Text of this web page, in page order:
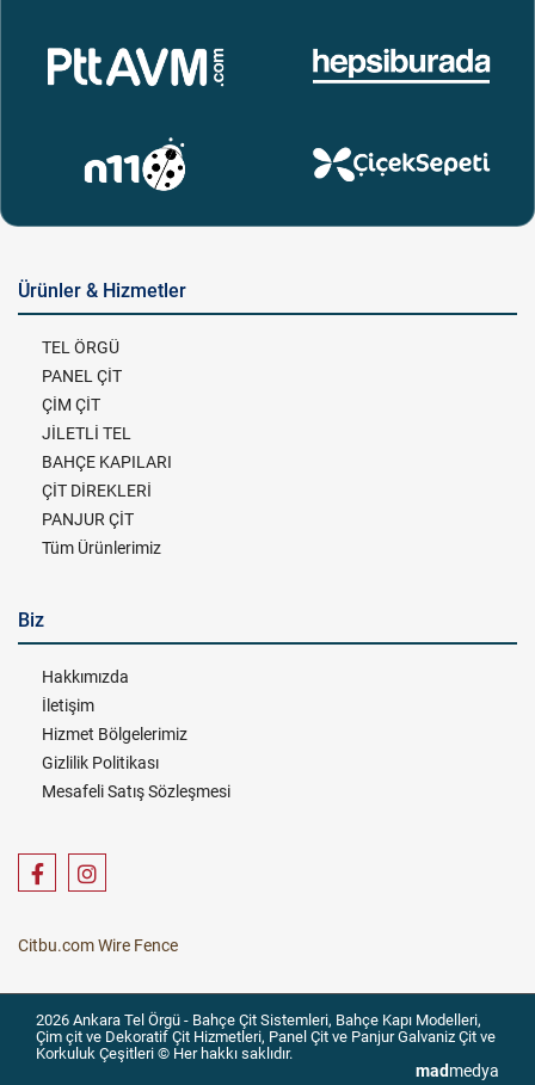
Ürünler & Hizmetler
TEL ÖRGÜ
PANEL ÇİT
ÇİM ÇİT
JİLETLİ TEL
BAHÇE KAPILARI
ÇİT DİREKLERİ
PANJUR ÇİT
Tüm Ürünlerimiz
Biz
Hakkımızda
İletişim
Hizmet Bölgelerimiz
Gizlilik Politikası
Mesafeli Satış Sözleşmesi
Citbu.com Wire Fence
2026 Ankara Tel Örgü - Bahçe Çit Sistemleri, Bahçe Kapı Modelleri,
Çim çit ve Dekoratif Çit Hizmetleri, Panel Çit ve Panjur Galvaniz Çit ve
Korkuluk Çeşitleri © Her hakkı saklıdır.
madmedya